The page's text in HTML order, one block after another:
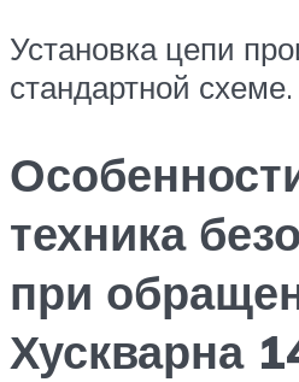
Установка цепи
стандартной схеме.
техника
при
Хускварна